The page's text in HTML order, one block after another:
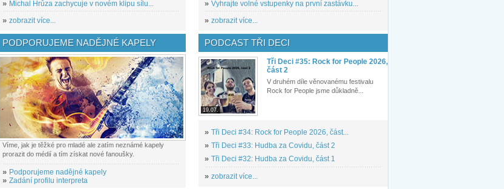
» Michal Hrůza zachycuje v novém klipu sílu...
» zobrazit více...
» Vyhrajte volné vstupenky na první zastávku...
» zobrazit více...
PODPORUJEME NADĚJNÉ KAPELY
Víme, jak je těžké pro mladé ale zatím neznámé kapely
prorazit do médií a tím získat nové fanoušky.
» Podporujeme nadějné kapely
» Zadání profilu interpreta
PODCAST TŘI DECI
19.07.
Tři Deci #35: Rock for People 2026,
část 2
V druhém díle věnovanému festivalu
Rock for People jsme důkladně...
» Tři Deci #34: Rock for People 2026, část...
» Tři Deci #33: Hudba za Covidu, část 2
» Tři Deci #32: Hudba za Covidu, část 1
» zobrazit více...